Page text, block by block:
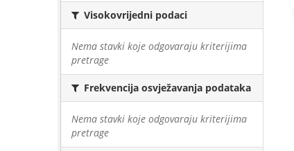
Visokovrijedni podaci
Nema stavki koje odgovaraju kriterijima
pretrage
Frekvencija osvježavanja podataka
Nema stavki koje odgovaraju kriterijima
pretrage